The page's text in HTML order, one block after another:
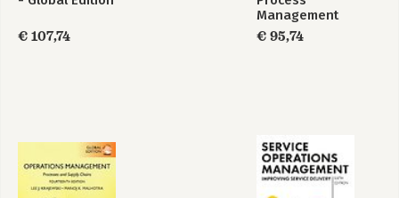
€ 107,74
Management
€ 95,74